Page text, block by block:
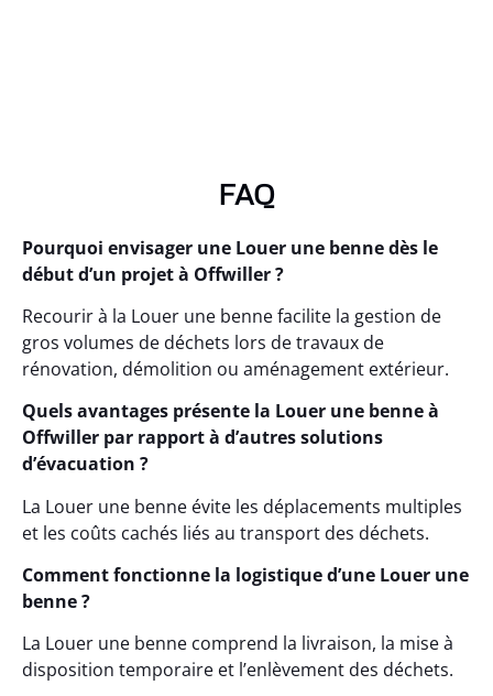
FAQ
Pourquoi envisager une Louer une benne dès le
début d’un projet à Offwiller ?
Recourir à la Louer une benne facilite la gestion de
gros volumes de déchets lors de travaux de
rénovation, démolition ou aménagement extérieur.
Quels avantages présente la Louer une benne à
Offwiller par rapport à d’autres solutions
d’évacuation ?
La Louer une benne évite les déplacements multiples
et les coûts cachés liés au transport des déchets.
Comment fonctionne la logistique d’une Louer une
benne ?
La Louer une benne comprend la livraison, la mise à
disposition temporaire et l’enlèvement des déchets.